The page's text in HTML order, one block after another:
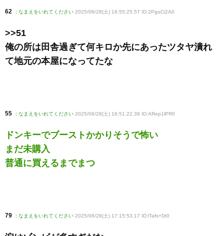
62 : なまえをいれてください 2025/06/28(土) 16:55:25.57 ID:2PgoCi2A0
>>51
俺の所は田舎過ぎて何キロか先にあったツタヤ潰れ
て地元の本屋になってたな
55 : なまえをいれてください 2025/06/28(土) 16:51:22.39 ID:ARep1lPR0
ドンキーでブーストかかりそうで怖い
まだ未購入
普通に買えるまでまつ
79 : なまえをいれてください 2025/06/28(土) 17:15:53.17 ID:lTafs+Dt0